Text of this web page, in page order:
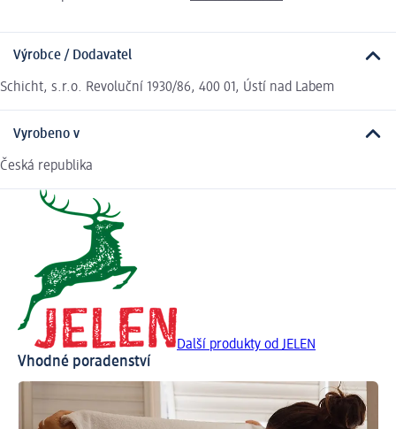
Výrobce / Dodavatel
Schicht, s.r.o. Revoluční 1930/86, 400 01, Ústí nad Labem
Vyrobeno v
Česká republika
Další produkty od JELEN
Vhodné poradenství